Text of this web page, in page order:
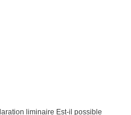
liminaire Est-il possible